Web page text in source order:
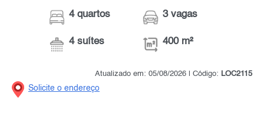
4 quartos
4 suítes
3 vagas
400 m²
Atualizado em: 05/08/2026 | Código: LOC2115
Solicite o endereço